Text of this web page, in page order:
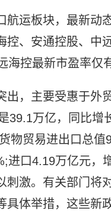
航运板块，最新动
控、安通控股、中
控最新市盈率仅
出，主要受惠于外
39.1万亿，同比
物贸易进出口总值
进口4.19万亿元，
刺激。有关部门将
具体举措，这些新